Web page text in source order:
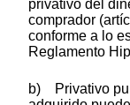
privativo del
comprador
conforme a lo
Reglamento
b) Privativo